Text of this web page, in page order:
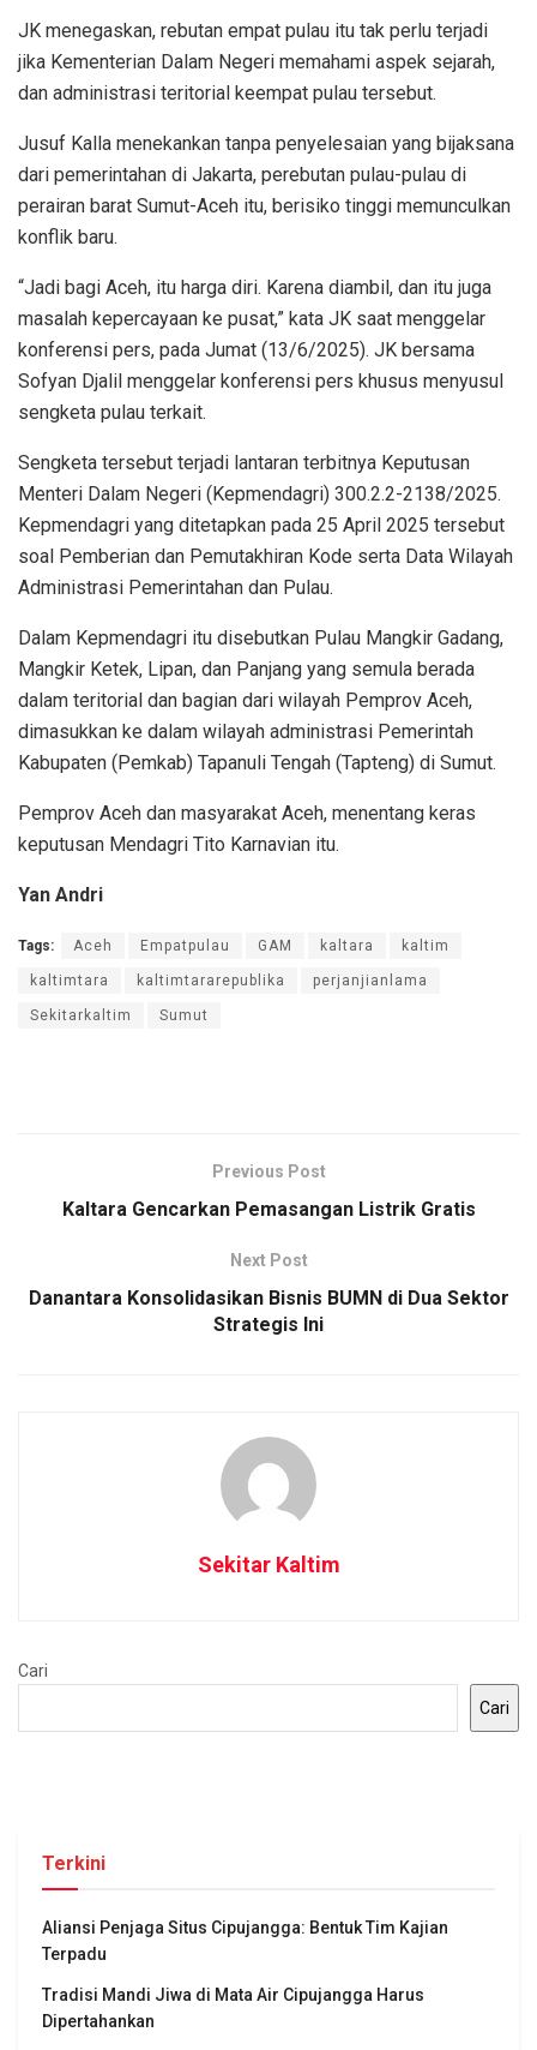
JK menegaskan, rebutan empat pulau itu tak perlu terjadi
jika Kementerian Dalam Negeri memahami aspek sejarah,
dan administrasi teritorial keempat pulau tersebut.
Jusuf Kalla menekankan tanpa penyelesaian yang bijaksana
dari pemerintahan di Jakarta, perebutan pulau-pulau di
perairan barat Sumut-Aceh itu, berisiko tinggi memunculkan
konflik baru.
“Jadi bagi Aceh, itu harga diri. Karena diambil, dan itu juga
masalah kepercayaan ke pusat,” kata JK saat menggelar
konferensi pers, pada Jumat (13/6/2025). JK bersama
Sofyan Djalil menggelar konferensi pers khusus menyusul
sengketa pulau terkait.
Sengketa tersebut terjadi lantaran terbitnya Keputusan
Menteri Dalam Negeri (Kepmendagri) 300.2.2-2138/2025.
Kepmendagri yang ditetapkan pada 25 April 2025 tersebut
soal Pemberian dan Pemutakhiran Kode serta Data Wilayah
Administrasi Pemerintahan dan Pulau.
Dalam Kepmendagri itu disebutkan Pulau Mangkir Gadang,
Mangkir Ketek, Lipan, dan Panjang yang semula berada
dalam teritorial dan bagian dari wilayah Pemprov Aceh,
dimasukkan ke dalam wilayah administrasi Pemerintah
Kabupaten (Pemkab) Tapanuli Tengah (Tapteng) di Sumut.
Pemprov Aceh dan masyarakat Aceh, menentang keras
keputusan Mendagri Tito Karnavian itu.
Yan Andri
Tags: Aceh Empatpulau GAM kaltara kaltim
kaltimtara kaltimtararepublika perjanjianlama
Sekitarkaltim Sumut
Previous Post
Kaltara Gencarkan Pemasangan Listrik Gratis
Next Post
Danantara Konsolidasikan Bisnis BUMN di Dua Sektor
Strategis Ini
Sekitar Kaltim
Cari
Cari
Terkini
Aliansi Penjaga Situs Cipujangga: Bentuk Tim Kajian
Terpadu
Tradisi Mandi Jiwa di Mata Air Cipujangga Harus
Dipertahankan